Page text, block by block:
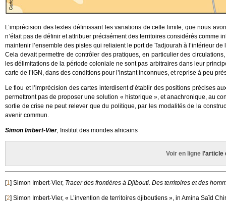
L’imprécision des textes définissant les variations de cette limite, que nous
n’était pas de définir et attribuer précisément des territoires considérés
maintenir l’ensemble des pistes qui reliaient le port de Tadjourah à l’intérieur
Cela devait permettre de contrôler des pratiques, en particulier des
les délimitations de la période coloniale ne sont pas arbitraires dans leur
carte de l’IGN, dans des conditions pour l’instant inconnues, et reprise à peu
Le flou et l’imprécision des cartes interdisent d’établir des positions précises
permettront pas de proposer une solution « historique », et anachronique, au
sortie de crise ne peut relever que du politique, par les modalités de la
avenir commun.
Simon Imbert-Vier, Institut des mondes africains
Voir en ligne l’article
[1] Simon Imbert-Vier, Tracer des frontières à Djibouti. Des territoires et des
[2] Simon Imbert-Vier, « L’invention de territoires djiboutiens », in Amina Saïd